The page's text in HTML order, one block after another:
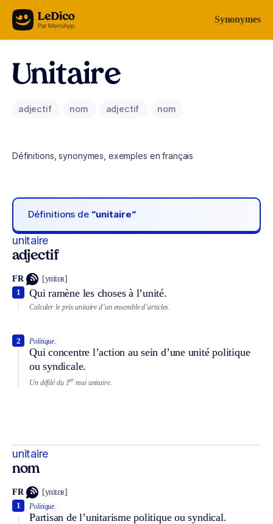
Aller au contenu Synonymes
Unitaire
adjectif nom adjectif nom
Définitions, synonymes, exemples en français
Définitions de “unitaire“
unitaire
adjectif
FR [ynitɛʀ]
Qui ramène les choses à l’unité.
1
Calculer le prix unitaire d’un ensemble d’articles.
Politique.
Qui concentre l’action au sein d’une unité politique
ou syndicale.
2
Un défilé du 1er mai unitaire.
unitaire
nom
FR [ynitɛʀ]
Politique.
Partisan de l’unitarisme politique ou syndical.
1